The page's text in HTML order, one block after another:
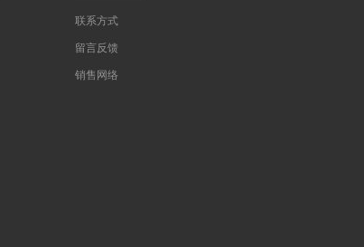
联系方式
留言反馈
销售网络